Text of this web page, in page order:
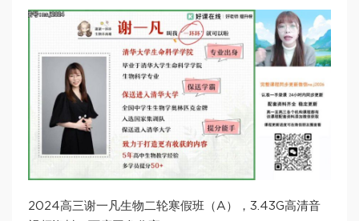
2024高三谢一凡生物二轮寒假班（A），3.43G高清音